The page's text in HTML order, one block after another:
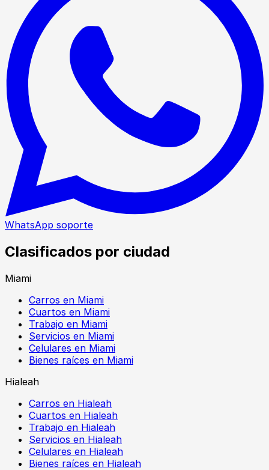
WhatsApp soporte
Clasificados por ciudad
Miami
Carros en Miami
Cuartos en Miami
Trabajo en Miami
Servicios en Miami
Celulares en Miami
Bienes raíces en Miami
Hialeah
Carros en Hialeah
Cuartos en Hialeah
Trabajo en Hialeah
Servicios en Hialeah
Celulares en Hialeah
Bienes raíces en Hialeah